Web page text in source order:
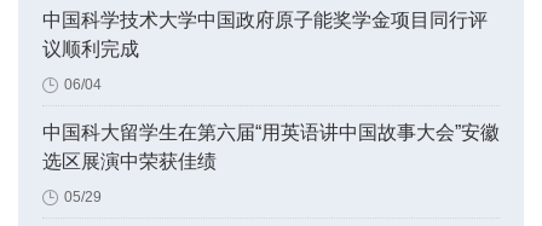
中国科学技术大学中国政府原子能奖学金项目同行评
议顺利完成
06/04
中国科大留学生在第六届“用英语讲中国故事大会”安徽
选区展演中荣获佳绩
05/29